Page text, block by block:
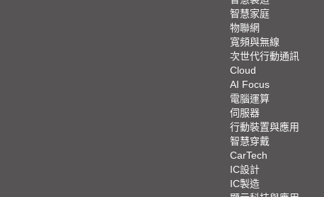
智慧家庭
物聯網
寬頻與無線
次世代行動通訊
Cloud
AI Focus
電腦運算
伺服器
行動裝置與應用
智慧穿戴
CarTech
IC設計
IC製造